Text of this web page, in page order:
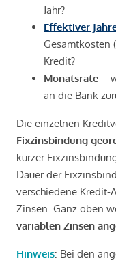
Jahr?
Effektiver
Gesamtkosten
Kredit?
Monatsrate –
an die Bank
Die einzelnen
Fixzinsbindung
kürzer
Dauer der
verschiedene Kredit-
Zinsen. Ganz oben
variablen Zinsen
Hinweis: Bei den